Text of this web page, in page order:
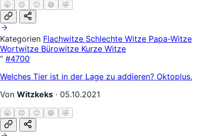
🥱 😐 🙂 😄 🤣
Kategorien Flachwitze Schlechte Witze Papa-Witze
Wortwitze Bürowitze Kurze Witze
“ #4700
Welches Tier ist in der Lage zu addieren? Oktoplus.
Von Witzkeks · 05.10.2021
🥱 😐 🙂 😄 🤣